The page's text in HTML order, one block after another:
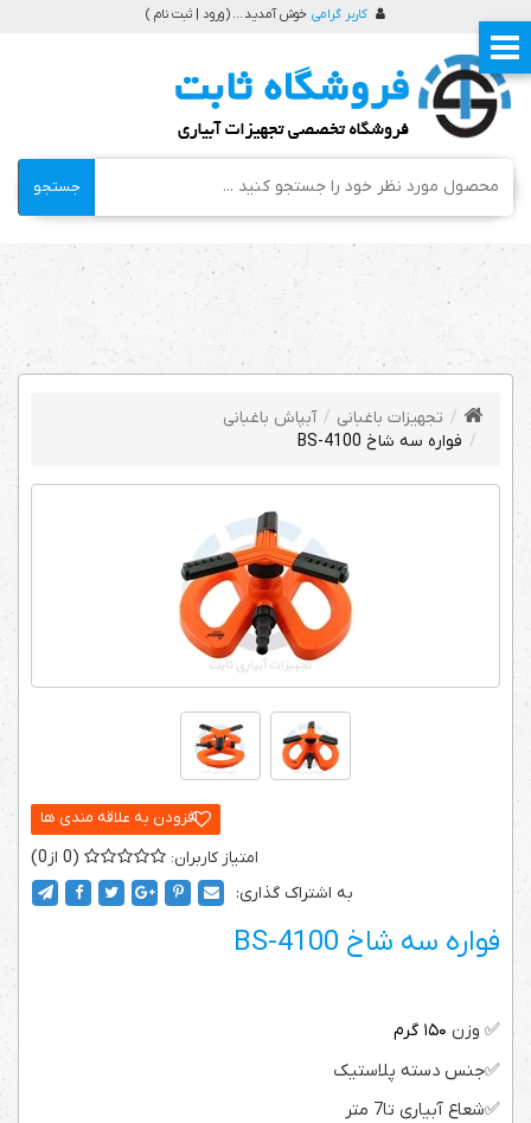
کاربر گرامی خوش آمدید ... (ورود | ثبت نام )
جستجو
تجهیزات باغبانی
آبپاش باغبانی
فواره‌ سه شاخ BS-4100
0
0
به اشتراک گذاری:
فواره‌ سه شاخ BS-4100
✅ وزن ۱۵۰ گرم
✅جنس دسته پلاستیک
✅شعاع آبیاری تا7 متر